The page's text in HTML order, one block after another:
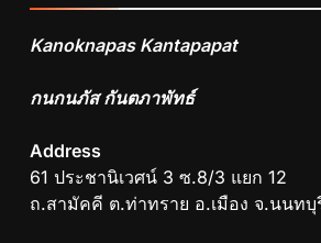
Kanoknapas Kantapapat
กนกนภัส กันตภาพัทธ์
Address
61 ประชานิเวศน์ 3 ซ.8/3 แยก 12
ถ.สามัคคี ต.ท่าทราย อ.เมือง จ.นนทบุ